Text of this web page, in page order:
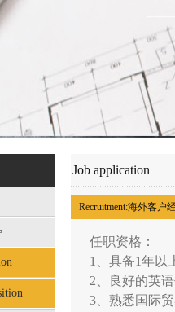
Job application
Recruitment:海外客户
任职资格：
1、具备1年以
2、良好的英
3、熟悉国际